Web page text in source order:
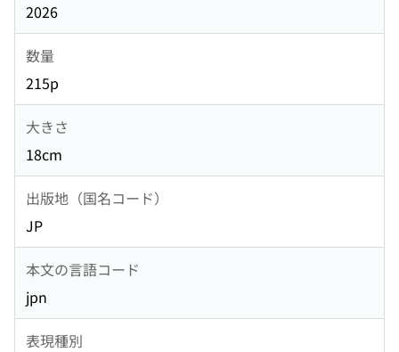
2026
数量
215p
大きさ
18cm
出版地（国名コード）
JP
本文の言語コード
jpn
表現種別